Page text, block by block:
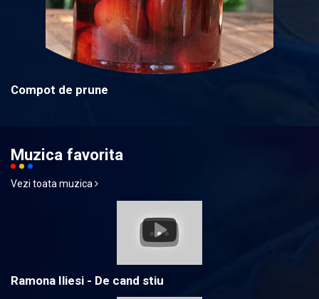
Compot de prune
Muzica favorita
Vezi toata muzica
Ramona Iliesi - De cand stiu